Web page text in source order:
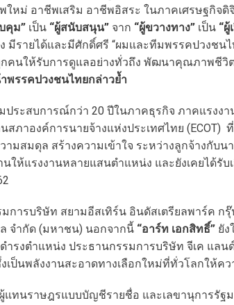
หม่ อาชีพเสริม อาชีพอิสระ ในภาคเศรษฐกิจดิ
คุม” เป็น “ผู้สนับสนุน” จาก “ผู้ขวางทาง” เป็น “ผู้
มีรายได้และมีศักดิ์ศรี “ผมและทีมพรรคปวงชนไ
นให้รับการดูแลอย่างทั่วถึง พัฒนาคุณภาพชีวิ
รรคปวงชนไทยกล่าวย้ำ
ประสบการณ์กว่า 20 ปีในภาคธุรกิจ ภาคแรงงา
ภาองค์การนายจ้างแห่งประเทศไทย (ECOT)
มสมดุล สร้างความเข้าใจ ระหว่างลูกจ้างกับน
ให้แรงงานหลายแสนตำแหน่ง และยังเคยได้รับ
ารบริษัท สยามอีสเทิร์น อินดัสเตรียลพาร์ค กรุ๊
จำกัด (มหาชน) นอกจากนี้ “อาร์ท เอกสิทธิ์” ยั
รงตำแหน่ง ประธานกรรมการบริษัท จีเค แลน
เป็นพลังงานสะอาดทางเลือกใหม่ที่ทั่วโลกให้ค
แทนราษฎรแบบบัญชีรายชื่อ และเลขานุการรัฐ